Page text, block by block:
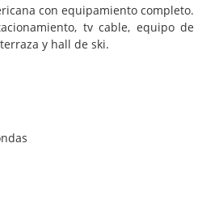
con equipamiento completo.
tv cable, equipo de
y hall de ski.